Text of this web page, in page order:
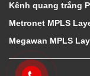
Kênh quang trắng
Metronet MPLS
Megawan MPLS